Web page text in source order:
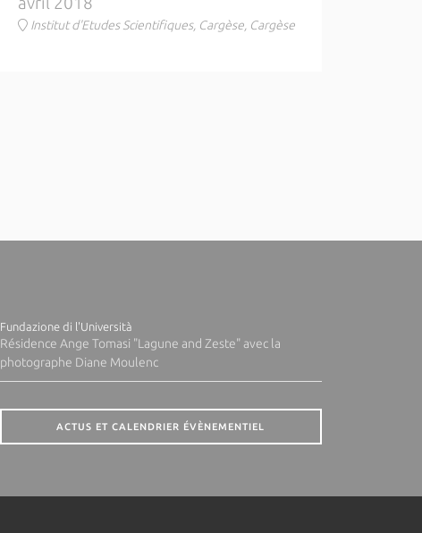
Institut d'Etudes Scientifiques, Cargèse, Cargèse
Fundazione di l'Università
Résidence Ange Tomasi "Lagune and Zeste" avec la
photographe Diane Moulenc
ACTUS ET CALENDRIER ÉVÈNEMENTIEL